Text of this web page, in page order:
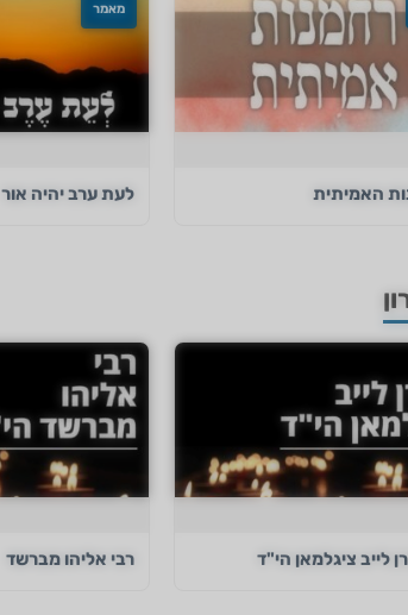
האמיתית
מאמר
לעת ערב יהיה אור
לייב ציגלמאן הי"ד רבי אליהו מברשד